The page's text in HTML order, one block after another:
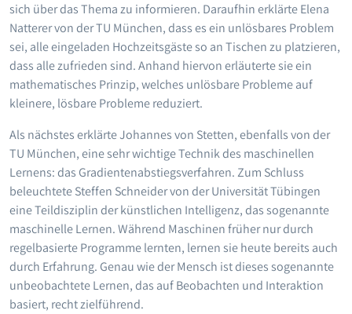
sich über das Thema zu informieren. Daraufhin erklärte Elena
Natterer von der TU München, dass es ein unlösbares Problem
sei, alle eingeladen Hochzeitsgäste so an Tischen zu platzieren,
dass alle zufrieden sind. Anhand hiervon erläuterte sie ein
mathematisches Prinzip, welches unlösbare Probleme auf
kleinere, lösbare Probleme reduziert.
Als nächstes erklärte Johannes von Stetten, ebenfalls von der
TU München, eine sehr wichtige Technik des maschinellen
Lernens: das Gradientenabstiegsverfahren. Zum Schluss
beleuchtete Steffen Schneider von der Universität Tübingen
eine Teildisziplin der künstlichen Intelligenz, das sogenannte
maschinelle Lernen. Während Maschinen früher nur durch
regelbasierte Programme lernten, lernen sie heute bereits auch
durch Erfahrung. Genau wie der Mensch ist dieses sogenannte
unbeobachtete Lernen, das auf Beobachten und Interaktion
basiert, recht zielführend.